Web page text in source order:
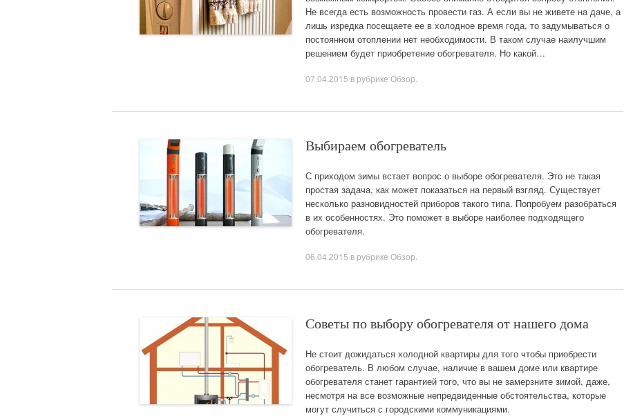
Не всегда есть возможность провести газ. А если вы не живете на даче, а
лишь изредка посещаете ее в холодное время года, то задумываться о
постоянном отоплении нет необходимости. В таком случае наилучшим
решением будет приобретение обогревателя. Но какой…
07.04.2015 в рубрике Обзор
Выбираем обогреватель
С приходом зимы встает вопрос о выборе обогревателя. Это не такая
простая задача, как может показаться на первый взгляд. Существует
несколько разновидностей приборов такого типа. Попробуем разобраться
в их особенностях. Это поможет в выборе наиболее подходящего
обогревателя.
06.04.2015 в рубрике Обзор
Советы по выбору обогревателя от нашего дома
Не стоит дожидаться холодной квартиры для того чтобы приобрести
обогреватель. В любом случае, наличие в вашем доме или квартире
обогревателя станет гарантией того, что вы не замерзните зимой, даже,
несмотря на все возможные непредвиденные обстоятельства, которые
могут случиться с городскими коммуникациями.